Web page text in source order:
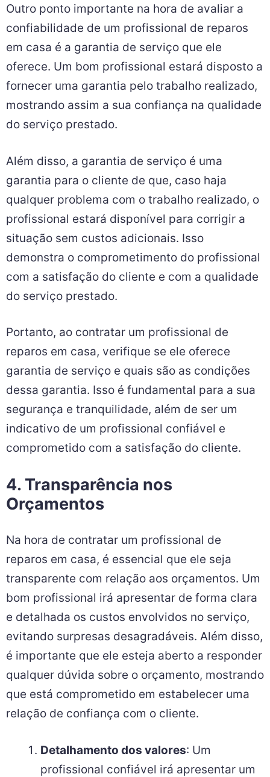
Outro ponto importante na hora de avaliar a
confiabilidade de um profissional de reparos
em casa é a garantia de serviço que ele
oferece. Um bom profissional estará disposto a
fornecer uma garantia pelo trabalho realizado,
mostrando assim a sua confiança na qualidade
do serviço prestado.
Além disso, a garantia de serviço é uma
garantia para o cliente de que, caso haja
qualquer problema com o trabalho realizado, o
profissional estará disponível para corrigir a
situação sem custos adicionais. Isso
demonstra o comprometimento do profissional
com a satisfação do cliente e com a qualidade
do serviço prestado.
Portanto, ao contratar um profissional de
reparos em casa, verifique se ele oferece
garantia de serviço e quais são as condições
dessa garantia. Isso é fundamental para a sua
segurança e tranquilidade, além de ser um
indicativo de um profissional confiável e
comprometido com a satisfação do cliente.
4. Transparência nos
Orçamentos
Na hora de contratar um profissional de
reparos em casa, é essencial que ele seja
transparente com relação aos orçamentos. Um
bom profissional irá apresentar de forma clara
e detalhada os custos envolvidos no serviço,
evitando surpresas desagradáveis. Além disso,
é importante que ele esteja aberto a responder
qualquer dúvida sobre o orçamento, mostrando
que está comprometido em estabelecer uma
relação de confiança com o cliente.
Detalhamento dos valores: Um
profissional confiável irá apresentar um